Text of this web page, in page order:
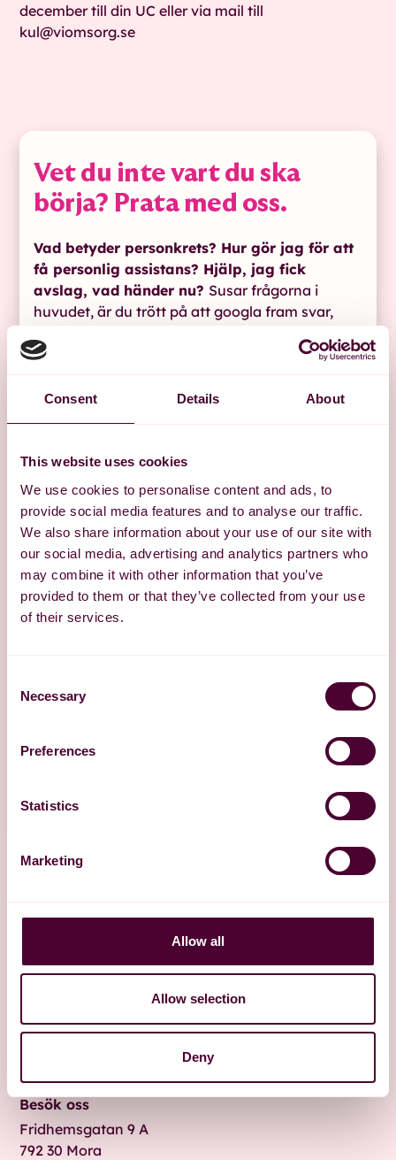
Consent Details About
This website uses cookies
We use cookies to personalise content and ads, to
provide social media features and to analyse our traffic.
We also share information about your use of our site with
our social media, advertising and analytics partners who
may combine it with other information that you’ve
provided to them or that they’ve collected from your use
of their services.
Selection
Necessary
Preferences
Statistics
Marketing
Allow all
Allow selection
Deny
december till din UC eller via mail till
kul@viomsorg.se
Vet du inte vart du ska
börja? Prata med oss.
Vad betyder personkrets? Hur gör jag för att
få personlig assistans? Hjälp, jag fick
avslag, vad händer nu? Susar frågorna i
huvudet, är du trött på att googla fram svar,
Hör av dig så bjuder vi på en gratis rådgivning.
Hör av dig till oss
Besök oss
Fridhemsgatan 9 A
792 30 Mora